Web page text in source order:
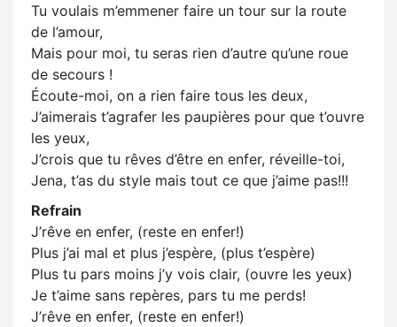
Tu voulais m’emmener faire un tour sur la route
de l’amour,
Mais pour moi, tu seras rien d’autre qu’une roue
de secours !
Écoute-moi, on a rien faire tous les deux,
J’aimerais t’agrafer les paupières pour que t’ouvre
les yeux,
J’crois que tu rêves d’être en enfer, réveille-toi,
Jena, t’as du style mais tout ce que j’aime pas!!!
Refrain
J’rêve en enfer, (reste en enfer!)
Plus j’ai mal et plus j’espère, (plus t’espère)
Plus tu pars moins j’y vois clair, (ouvre les yeux)
Je t’aime sans repères, pars tu me perds!
J’rêve en enfer, (reste en enfer!)